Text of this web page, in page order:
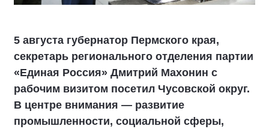
5 августа губернатор Пермского края,
секретарь регионального отделения партии
«Единая Россия» Дмитрий Махонин с
рабочим визитом посетил Чусовской округ.
В центре внимания — развитие
промышленности, социальной сферы,